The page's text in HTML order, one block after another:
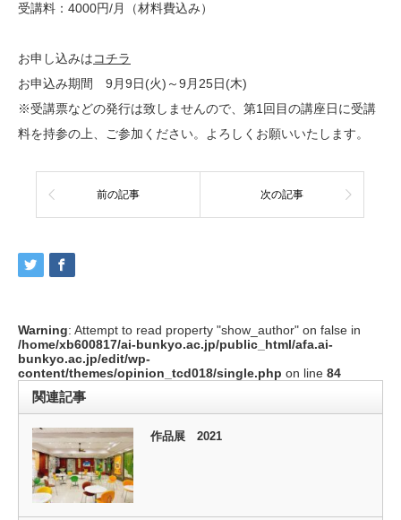
受講料：4000円/月（材料費込み）
お申し込みはコチラ
お申込み期間 9月9日(火)～9月25日(木)
※受講票などの発行は致しませんので、第1回目の講座日に受講
料を持参の上、ご参加ください。よろしくお願いいたします。
前の記事 次の記事
Warning: Attempt to read property "show_author" on false in
/home/xb600817/ai-bunkyo.ac.jp/public_html/afa.ai-
bunkyo.ac.jp/edit/wp-
content/themes/opinion_tcd018/single.php on line 84
関連記事
作品展 2021